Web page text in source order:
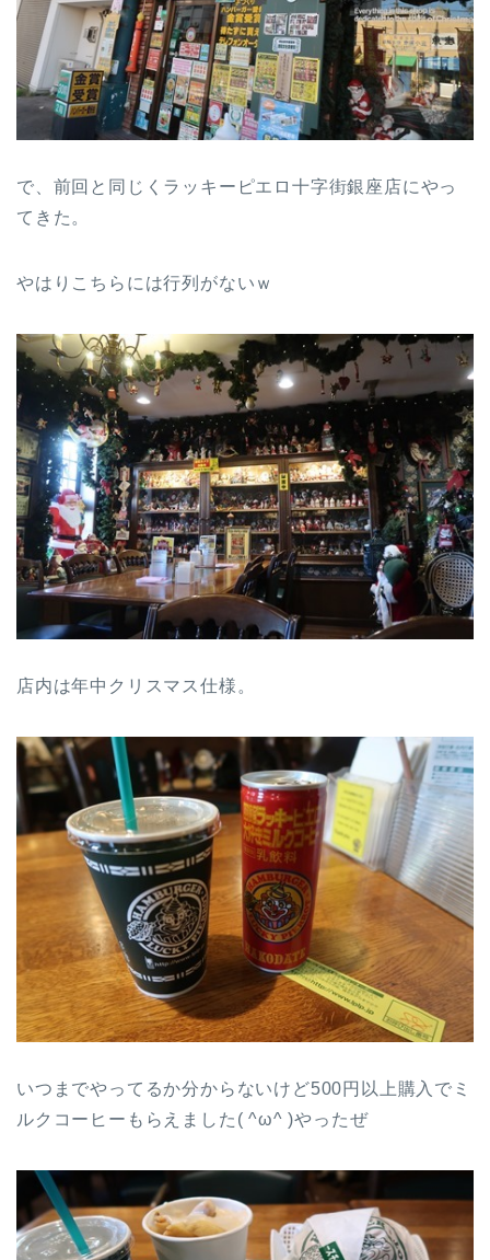
で、前回と同じくラッキーピエロ十字街銀座店にやっ
てきた。
やはりこちらには行列がないｗ
店内は年中クリスマス仕様。
いつまでやってるか分からないけど500円以上購入でミ
ルクコーヒーもらえました( ^ω^ )やったぜ